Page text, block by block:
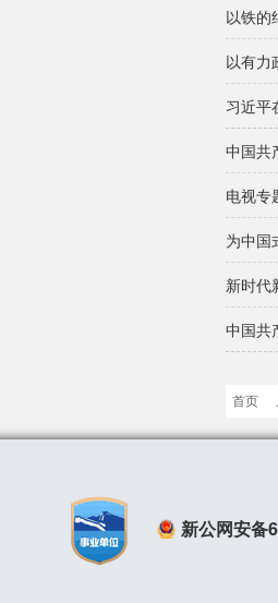
以铁的
以有力
习近平
中国共
电视专
为中国
新时代
中国共
首页
新公网安备